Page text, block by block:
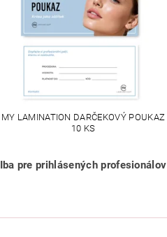
MY LAMINATION DARČEKOVÝ POUKAZ
10 KS
Iba pre prihlásených profesionálov